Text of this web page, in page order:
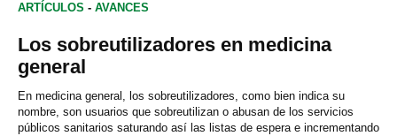
ARTÍCULOS - AVANCES
Los sobreutilizadores en medicina
general
En medicina general, los sobreutilizadores, como bien indica su
nombre, son usuarios que sobreutilizan o abusan de los servicios
públicos sanitarios saturando así las listas de espera e incrementando